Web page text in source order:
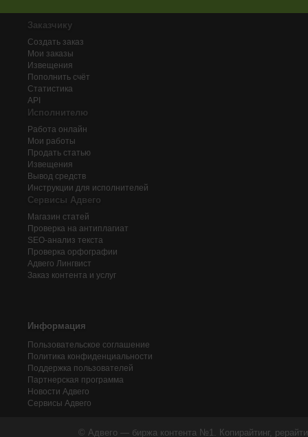
Заказчику
Создать заказ
Мои заказы
Извещения
Пополнить счёт
Статистика
API
Исполнителю
Работа онлайн
Мои работы
Продать статью
Извещения
Вывод средств
Инструкции для исполнителей
Сервисы Адвего
Магазин статей
Проверка на антиплагиат
SEO-анализ текста
Проверка орфографии
Адвего Лингвист
Заказ контента и услуг
Информация
Пользовательское соглашение
Политика конфиденциальности
Поддержка пользователей
Партнерская программа
Новости Адвего
Сервисы Адвего
© Адвего — биржа контента №1. Копирайтинг,